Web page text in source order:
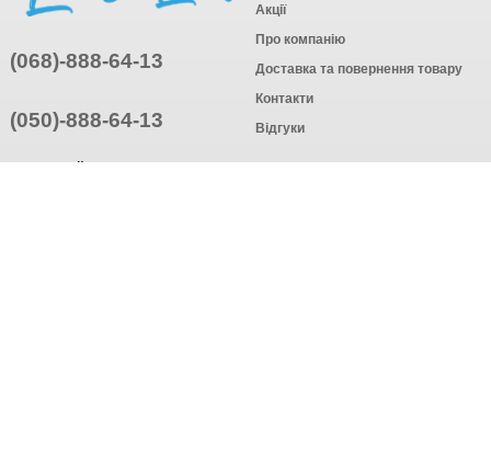
(068)-888-64-13
(050)-888-64-13
Акції
Про компанію
Доставка та повернення товару
Контакти
Відгуки